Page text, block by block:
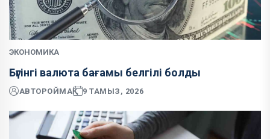
ЭКОНОМИКА
Бүгінгі валюта бағамы белгілі болды
АВТОРОЙМАҚ 9 ТАМЫЗ, 2026